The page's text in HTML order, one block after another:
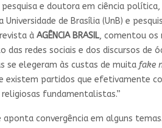
pesquisa e doutora em ciência
Universidade de Brasília (UnB) e
à AGÊNCIA BRASIL, comentou os
das redes sociais e dos discursos de
se elegeram às custas de muita fake
existem partidos que efetivamente
fundamentalistas.”
aponta convergência em alguns